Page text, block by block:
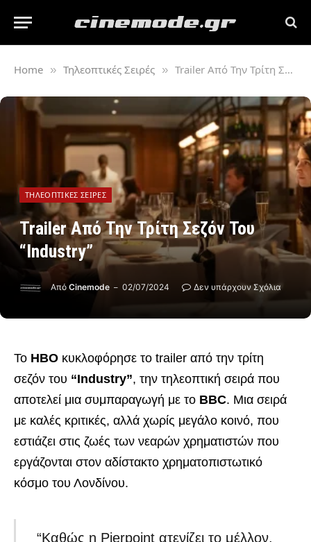
Home » Τηλεοπτικές Σειρές » Trailer Από Την Τρίτη Σεζόν Του “Industry”
ΤΗΛΕΟΠΤΙΚΈΣ ΣΕΙΡΈΣ
Trailer Από Την Τρίτη Σεζόν Του
“Industry”
Από Cinemode 02/07/2024 Δεν υπάρχουν Σχόλια
Το HBO κυκλοφόρησε το trailer από την τρίτη
σεζόν του “Industry”, την τηλεοπτική σειρά που
αποτελεί μια συμπαραγωγή με το BBC. Μια σειρά
με καλές κριτικές, αλλά χωρίς μεγάλο κοινό, που
εστιάζει στις ζωές των νεαρών χρηματιστών που
εργάζονται στον αδίστακτο χρηματοπιστωτικό
κόσμο του Λονδίνου.
“Καθώς η Pierpoint ατενίζει το μέλλον,